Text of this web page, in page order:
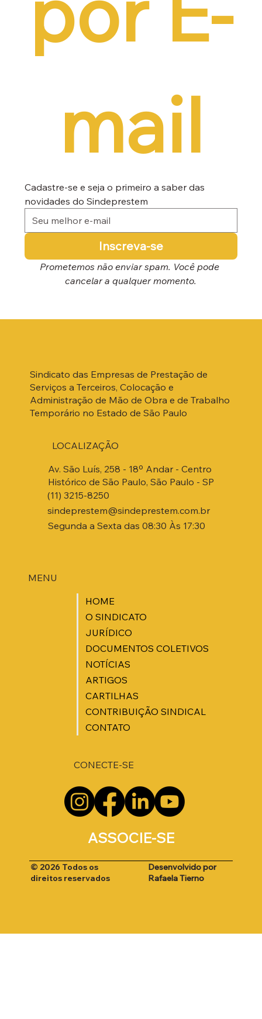
mail
Cadastre-se e seja o primeiro a saber das
novidades do Sindeprestem
Inscreva-se
Prometemos não enviar spam. Você pode
cancelar a qualquer momento.
Sindicato das Empresas de Prestação de
Serviços a Terceiros, Colocação e
Administração de Mão de Obra e de Trabalho
Temporário no Estado de São Paulo
MENU
HOME
O SINDICATO
JURÍDICO
DOCUMENTOS COLETIVOS
NOTÍCIAS
ARTIGOS
CARTILHAS
CONTRIBUIÇÃO SINDICAL
CONTATO
Av. São Luís, 258 - 18º Andar - Centro
Histórico de São Paulo, São Paulo - SP
(11) 3215-8250
sindeprestem@sindeprestem.com.br
Segunda a Sexta das 08:30 Às 17:30
LOCALIZAÇÃO
ASSOCIE-SE
CONECTE-SE
© 2026 Todos os
direitos reservados
Desenvolvido por
Rafaela Tierno